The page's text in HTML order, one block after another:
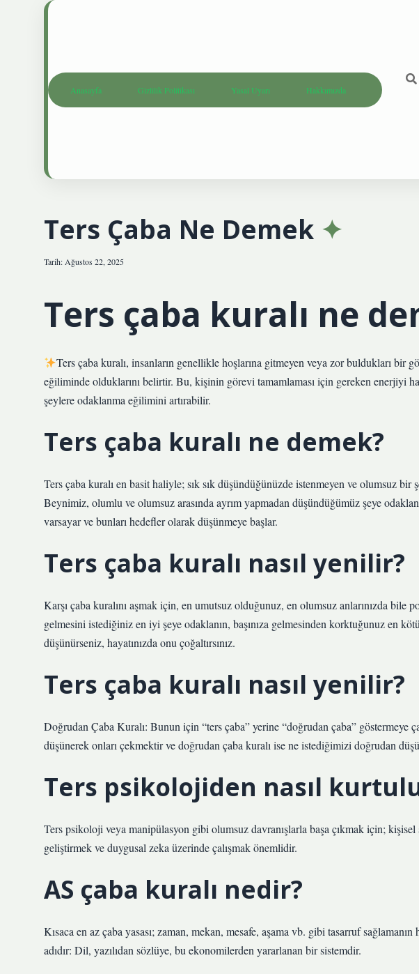
Anasayfa Gizlilik Politikası Yasal Uyarı Hakkımızda
Ters Çaba Ne Demek
Tarih: Ağustos 22, 2025
Ters çaba kuralı ne
Ters çaba kuralı, insanların genellikle hoşlarına gitmeyen veya zor buldukları bir
eğiliminde olduklarını belirtir. Bu, kişinin görevi tamamlaması için gereken enerjiyi
şeylere odaklanma eğilimini artırabilir.
Ters çaba kuralı ne demek?
Ters çaba kuralı en basit haliyle; sık sık düşündüğünüzde istenmeyen ve olumsuz
Beynimiz, olumlu ve olumsuz arasında ayrım yapmadan düşündüğümüz şeye
varsayar ve bunları hedefler olarak düşünmeye başlar.
Ters çaba kuralı nasıl yenilir?
Karşı çaba kuralını aşmak için, en umutsuz olduğunuz, en olumsuz anlarınızda bile
gelmesini istediğiniz en iyi şeye odaklanın, başınıza gelmesinden korktuğunuz en
düşünürseniz, hayatınızda onu çoğaltırsınız.
Ters çaba kuralı nasıl yenilir?
Doğrudan Çaba Kuralı: Bunun için “ters çaba” yerine “doğrudan çaba” göstermeye
düşünerek onları çekmektir ve doğrudan çaba kuralı ise ne istediğimizi doğrudan
Ters psikolojiden nasıl
Ters psikoloji veya manipülasyon gibi olumsuz davranışlarla başa çıkmak için; kişisel
geliştirmek ve duygusal zeka üzerinde çalışmak önemlidir.
AS çaba kuralı nedir?
Kısaca en az çaba yasası; zaman, mekan, mesafe, aşama vb. gibi tasarruf
adıdır: Dil, yazılıdan sözlüye, bu ekonomilerden yararlanan bir sistemdir.